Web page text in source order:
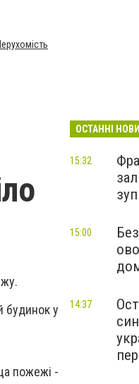
будинок у
пожежі -
ОСТАННІ
15:32
15:00
14:37